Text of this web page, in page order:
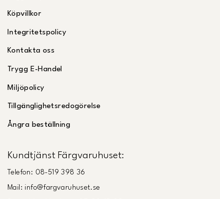
Köpvillkor
Integritetspolicy
Kontakta oss
Trygg E-Handel
Miljöpolicy
Tillgänglighetsredogörelse
Ångra beställning
Kundtjänst Färgvaruhuset:
Telefon: 08-519 398 36
Mail: info@fargvaruhuset.se